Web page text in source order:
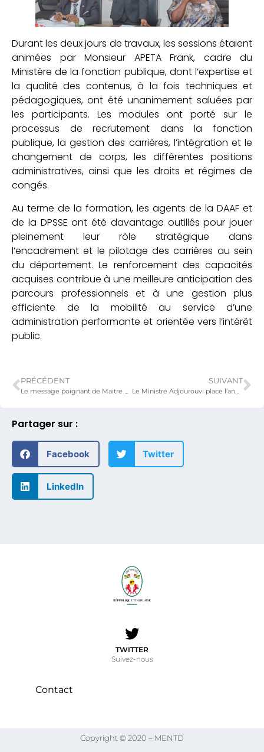
Partager sur :
Facebook Twitter
LinkedIn
Durant les deux jours de travaux, les sessions étaient
animées par Monsieur APETA Frank, cadre du
Ministère de la fonction publique, dont l’expertise et
la qualité des contenus, à la fois techniques et
pédagogiques, ont été unanimement saluées par
les participants. Les modules ont porté sur le
processus de recrutement dans la fonction
publique, la gestion des carrières, l’intégration et le
changement de corps, les différentes positions
administratives, ainsi que les droits et régimes de
congés.
Au terme de la formation, les agents de la DAAF et
de la DPSSE ont été davantage outillés pour jouer
pleinement leur rôle stratégique dans
l’encadrement et le pilotage des carrières au sein
du département. Le renforcement des capacités
acquises contribue à une meilleure anticipation des
parcours professionnels et à une gestion plus
efficiente de la mobilité au service d’une
administration performante et orientée vers l’intérêt
public.
PRÉCÉDENT
Le message poignant de Maitre Pacôme ADJOUROUVI à la rentrée du Barreau du Togo
SUIVANT
Le Ministre Adjourouvi place l’année 2026 sous le sceau de l’intégrité
TWITTER
Suivez-nous
Contact
Copyright © 2020 – MENTD